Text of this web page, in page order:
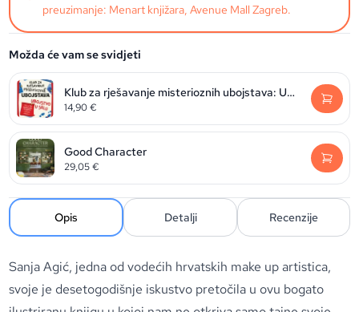
preuzimanje: Menart knjižara, Avenue Mall Zagreb.
Možda će vam se svidjeti
Klub za rješavanje misterioznih ubojstava: Ubojstvo u selu
14,90€
Good Character
29,05€
Opis Detalji Recenzije
Sanja Agić, jedna od vodećih hrvatskih make up artistica,
svoje je desetogodišnje iskustvo pretočila u ovu bogato